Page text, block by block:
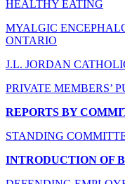
HEALTHY EATING
MYALGIC
ONTARIO
J.L. JORDAN
PRIVATE MEMBERS’
REPORTS BY
STANDING
INTRODUCTION OF